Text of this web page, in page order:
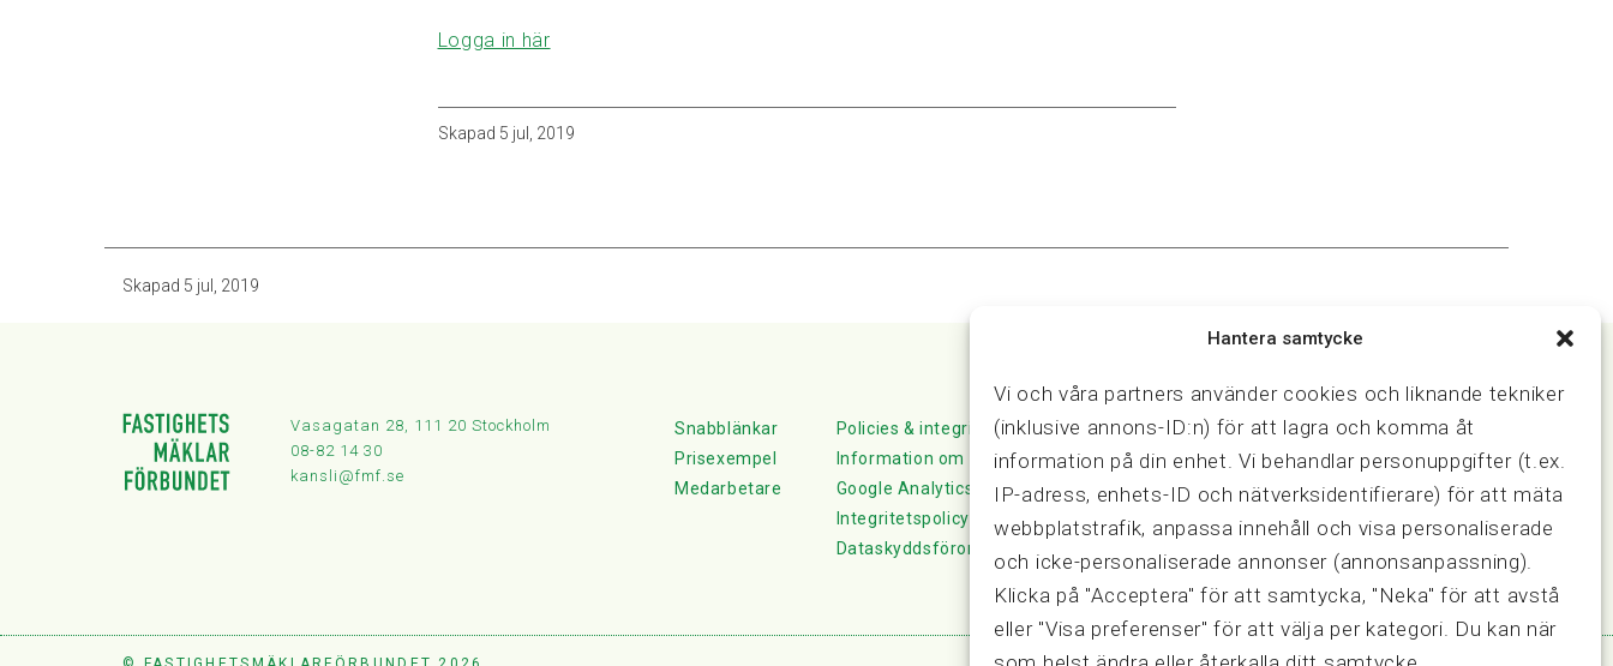
Hantera samtycke
Vi och våra partners använder cookies och liknande tekniker
(inklusive annons-ID:n) för att lagra och komma åt
information på din enhet. Vi behandlar personuppgifter (t.ex.
IP-adress, enhets-ID och nätverksidentifierare) för att mäta
webbplatstrafik, anpassa innehåll och visa personaliserade
och icke-personaliserade annonser (annonsanpassning).
Klicka på "Acceptera" för att samtycka, "Neka" för att avstå
eller "Visa preferenser" för att välja per kategori. Du kan när
Logga in här
Skapad 5 jul, 2019
Skapad 5 jul, 2019
Vasagatan 28, 111 20 Stockholm
08-82 14 30
kansli@fmf.se
Snabblänkar
Prisexempel
Medarbetare
Policies & integritet
Information om Cookie-hantering och
Google Analytics
Integritetspolicy
Dataskyddsförordningen
Samarbeten
Press & media
Fastighetsmäklarinspektionen
FRN, Fastighetsmarknadens
reklamationsnämnd